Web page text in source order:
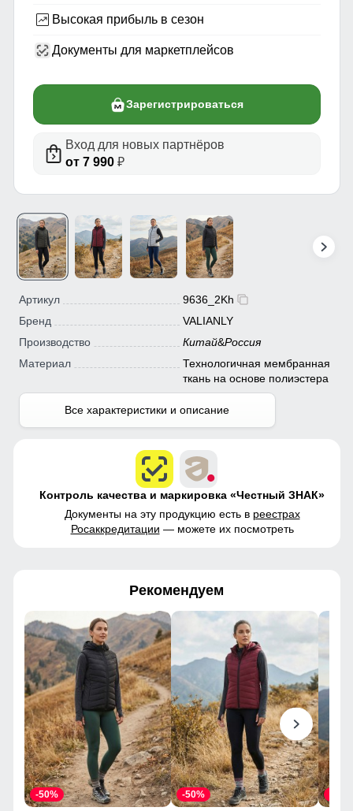
Высокая прибыль в сезон
Документы для маркетплейсов
Зарегистрироваться
Вход для новых партнёров
от 7 990₽
Артикул
9636_2Kh
Бренд
VALIANLY
Производство
Китай&Россия
Материал
Технологичная мембранная
ткань на основе полиэстера
Все характеристики и описание
Контроль качества и маркировка «Честный ЗНАК»
Документы на эту продукцию есть в реестрах
Росаккредитации — можете их посмотреть
Рекомендуем
-50% -50%